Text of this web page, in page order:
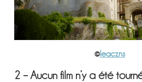
©leaczns
2 – Aucun film n’y a été